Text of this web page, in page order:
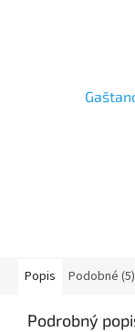
Popis Podobné (5)
Podrobný